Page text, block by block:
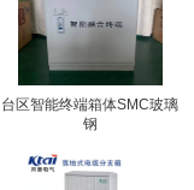
台区智能终端箱体SMC玻璃
钢